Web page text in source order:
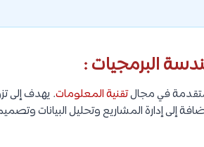
البرمجيات :
متقدمة في مجالتقنية المعلومات. يهدف إلى
إلى إدارة المشاريع وتحليل البيانات